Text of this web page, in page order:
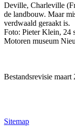
Deville, Charleville
de landbouw. Maar
verdwaald geraakt is.
Foto: Pieter Klein, 24
Motoren museum
Bestandsrevisie maart
Sitemap